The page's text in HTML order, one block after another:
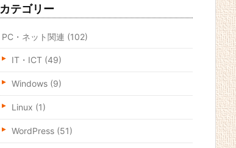
カテゴリー
PC・ネット関連 (102)
IT・ICT (49)
Windows (9)
Linux (1)
WordPress (51)